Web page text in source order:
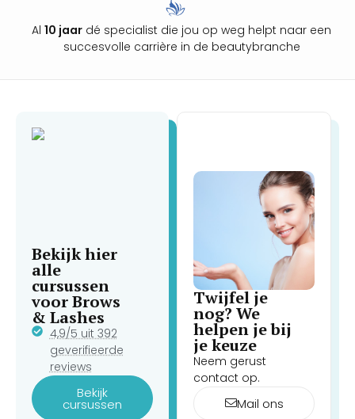
Al 10 jaar dé specialist die jou op weg helpt naar een
succesvolle carrière in de beautybranche
Bekijk hier
alle
cursussen
voor Brows
& Lashes
4,9/5 uit 392
geverifieerde
reviews
Bekijk
cursussen
Twijfel je
nog? We
helpen je bij
je keuze
Neem gerust
contact op.
Mail ons